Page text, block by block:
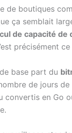
de boutiques
ça semblait
de capacité de
précisément
base part du
de jours
convertis en Go